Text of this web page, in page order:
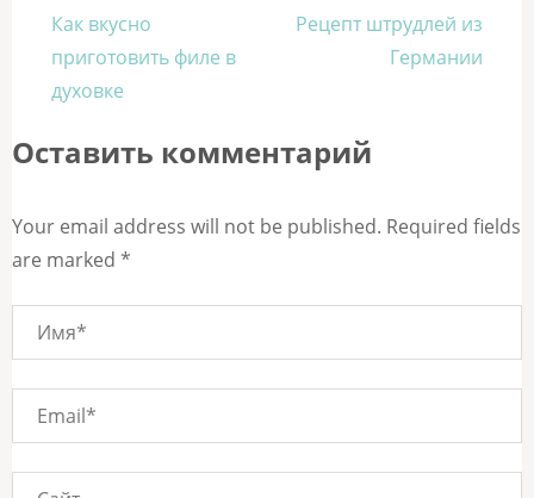
Навигация
по
записям
Как вкусно
приготовить филе в
духовке
Рецепт штрудлей из
Германии
Оставить комментарий
Your email address will not be published. Required fields
are marked *